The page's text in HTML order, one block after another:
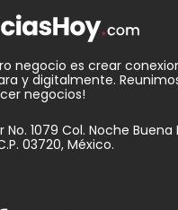
negocio es crear
y digitalmente.
negocios!
No. 1079 Col. Noche Buena
03720, México.